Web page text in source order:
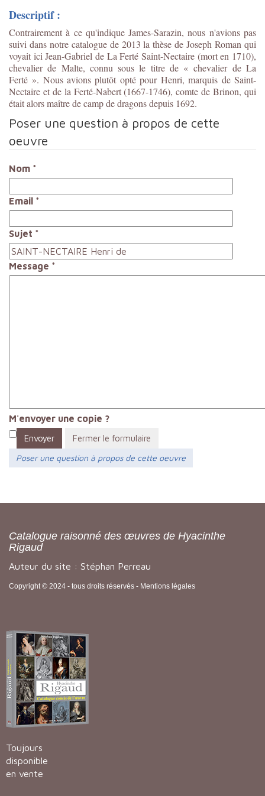
Descriptif :
Contrairement à ce qu'indique James-Sarazin, nous n'avions pas
suivi dans notre catalogue de 2013 la thèse de Joseph Roman qui
voyait iciJean-Gabriel de La Ferté Saint-Nectaire (mort en 1710),
chevalier de Malte, connu sous le titre de « chevalier de La
Ferté ». Nous avions plutôt opté pourHenri, marquis de Saint-
Nectaire et de la Ferté-Nabert (1667-1746), comte de Brinon, qui
était alors maître de camp de dragons depuis 1692.
Poser une question à propos de cette
oeuvre
Nom *
Email *
Sujet *
Message *
M'envoyer une copie ?
Envoyer
Fermer le formulaire
Poser une question à propos de cette oeuvre
Catalogue raisonné des œuvres de Hyacinthe
Rigaud
Auteur du site : Stéphan Perreau
Copyright © 2024 - tous droits réservés - Mentions légales
Toujours
disponible
en vente